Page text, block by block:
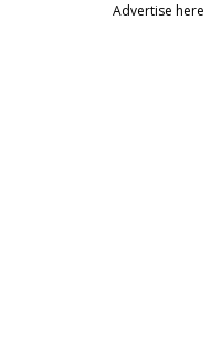
Advertise here